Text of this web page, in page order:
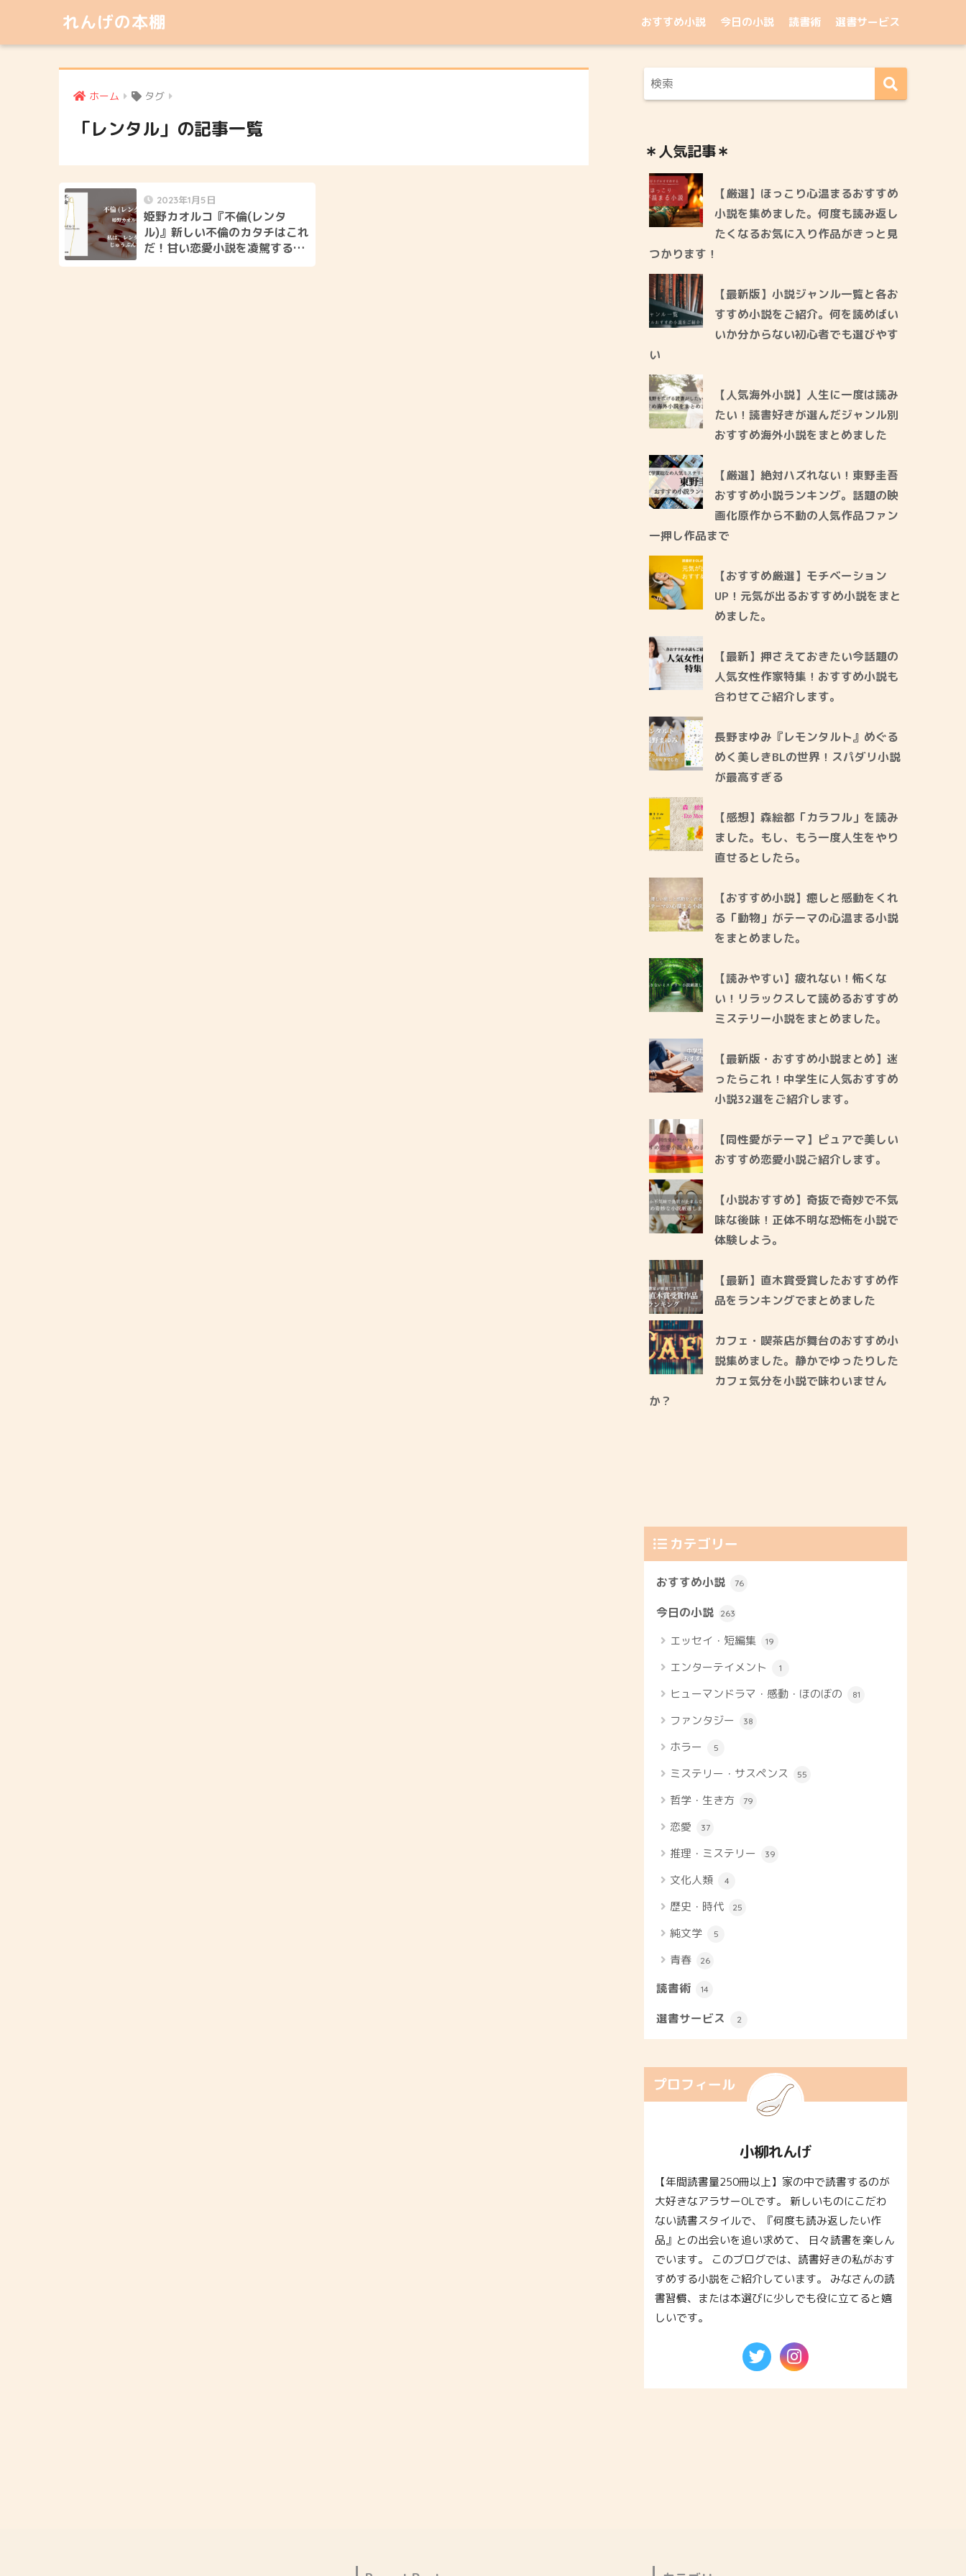
れんげの本棚 おすすめ小説 今日の小説 読書術 選書サービス
ホーム タグ
「レンタル」の記事一覧
2023年1月5日
姫野カオルコ『不倫(レンタ
ル)』新しい不倫のカタチはこれ
だ！甘い恋愛小説を凌駕する衝
撃作
＊人気記事＊
【厳選】ほっこり心温まるおすすめ
小説を集めました。何度も読み返し
たくなるお気に入り作品がきっと見
つかります！
【最新版】小説ジャンル一覧と各お
すすめ小説をご紹介。何を読めばい
いか分からない初心者でも選びやす
い
【人気海外小説】人生に一度は読み
たい！読書好きが選んだジャンル別
おすすめ海外小説をまとめました
【厳選】絶対ハズれない！東野圭吾
おすすめ小説ランキング。話題の映
画化原作から不動の人気作品ファン
一押し作品まで
【おすすめ厳選】モチベーション
UP！元気が出るおすすめ小説をまと
めました。
【最新】押さえておきたい今話題の
人気女性作家特集！おすすめ小説も
合わせてご紹介します。
長野まゆみ『レモンタルト』めぐる
めく美しきBLの世界！スパダリ小説
が最高すぎる
【感想】森絵都「カラフル」を読み
ました。もし、もう一度人生をやり
直せるとしたら。
【おすすめ小説】癒しと感動をくれ
る「動物」がテーマの心温まる小説
をまとめました。
【読みやすい】疲れない！怖くな
い！リラックスして読めるおすすめ
ミステリー小説をまとめました。
【最新版・おすすめ小説まとめ】迷
ったらこれ！中学生に人気おすすめ
小説32選をご紹介します。
【同性愛がテーマ】ピュアで美しい
おすすめ恋愛小説ご紹介します。
【小説おすすめ】奇抜で奇妙で不気
味な後味！正体不明な恐怖を小説で
体験しよう。
【最新】直木賞受賞したおすすめ作
品をランキングでまとめました
カフェ・喫茶店が舞台のおすすめ小
説集めました。静かでゆったりした
カフェ気分を小説で味わいません
か？
カテゴリー
おすすめ小説 76
今日の小説 263
エッセイ・短編集 19
エンターテイメント 1
ヒューマンドラマ・感動・ほのぼの 81
ファンタジー 38
ホラー 5
ミステリー・サスペンス 55
哲学・生き方 79
恋愛 37
推理・ミステリー 39
文化人類 4
歴史・時代 25
純文学 5
青春 26
読書術 14
選書サービス 2
プロフィール
小柳れんげ
【年間読書量250冊以上】家の中で読書するのが
大好きなアラサーOLです。 新しいものにこだわ
ない読書スタイルで、『何度も読み返したい作
品』との出会いを追い求めて、 日々読書を楽しん
でいます。 このブログでは、読書好きの私がおす
すめする小説をご紹介しています。 みなさんの読
書習慣、または本選びに少しでも役に立てると嬉
しいです。